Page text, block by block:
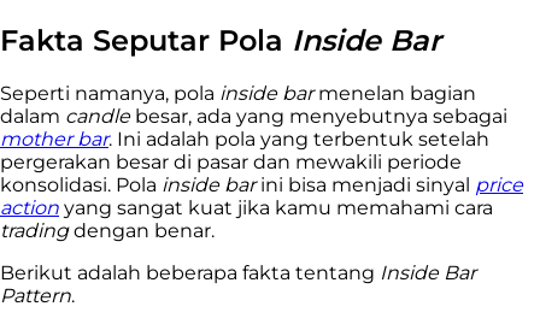
Fakta Seputar Pola Inside Bar
Seperti namanya, pola inside barmenelan bagian
dalam candlebesar, ada yang menyebutnya sebagai
mother bar. Ini adalah pola yang terbentuk setelah
pergerakan besar di pasar dan mewakili periode
konsolidasi. Pola inside barini bisa menjadi sinyal price
action yang sangat kuat jika kamu memahami cara
tradingdengan benar.
Berikut adalah beberapa fakta tentang Inside Bar
Pattern.